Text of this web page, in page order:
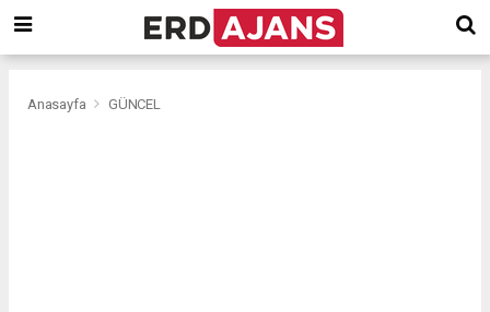
Anasayfa GÜNCEL